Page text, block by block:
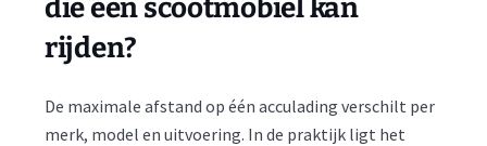
die een scootmobiel kan
rijden?
De maximale afstand op één acculading verschilt per
merk, model en uitvoering. In de praktijk ligt het